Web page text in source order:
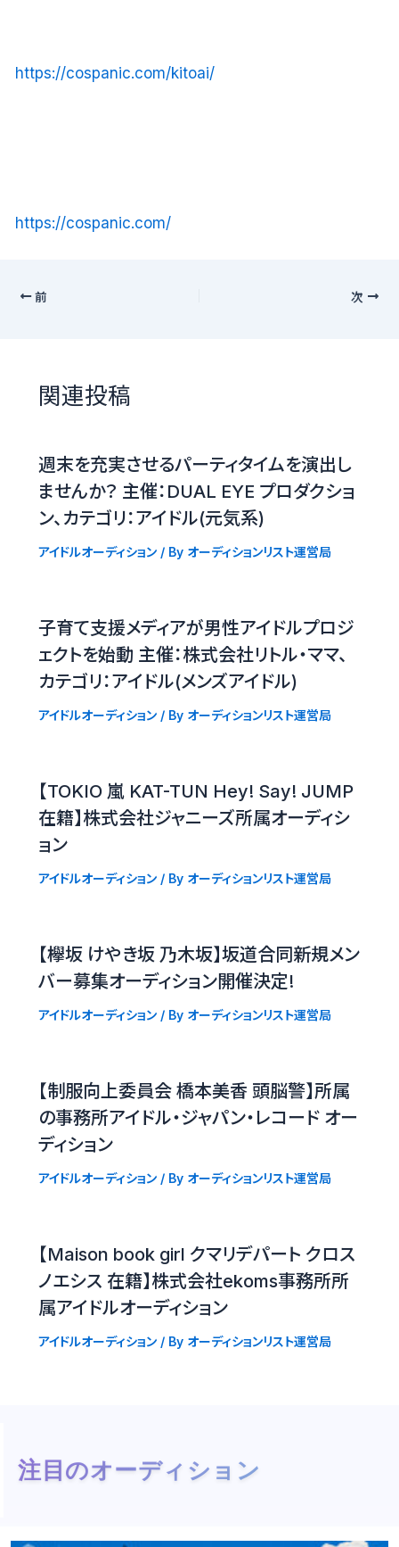
https://cospanic.com/kitoai/
https://cospanic.com/
前 次
関連投稿
週末を充実させるパーティタイムを演出し
ませんか？ 主催：DUAL EYE プロダクショ
ン、カテゴリ：アイドル(元気系)
アイドルオーディション/ By オーディションリスト運営局
子育て支援メディアが男性アイドルプロジ
ェクトを始動 主催：株式会社リトル・ママ、
カテゴリ：アイドル(メンズアイドル)
アイドルオーディション/ By オーディションリスト運営局
【TOKIO 嵐 KAT-TUN Hey! Say! JUMP
在籍】株式会社ジャニーズ所属オーディシ
ョン
アイドルオーディション/ By オーディションリスト運営局
【欅坂 けやき坂 乃木坂】坂道合同新規メン
バー募集オーディション開催決定!
アイドルオーディション/ By オーディションリスト運営局
【制服向上委員会 橋本美香 頭脳警】所属
の事務所アイドル・ジャパン・レコード オー
ディション
アイドルオーディション/ By オーディションリスト運営局
【Maison book girl クマリデパート クロス
ノエシス 在籍】株式会社ekoms事務所所
属アイドルオーディション
アイドルオーディション/ By オーディションリスト運営局
注目のオーディション